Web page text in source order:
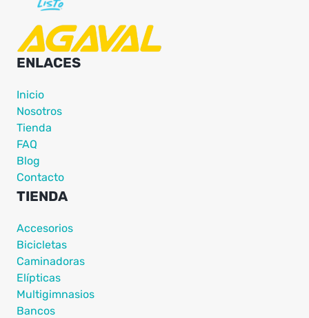
ENLACES
Inicio
Nosotros
Tienda
FAQ
Blog
Contacto
TIENDA
Accesorios
Bicicletas
Caminadoras
Elípticas
Multigimnasios
Bancos